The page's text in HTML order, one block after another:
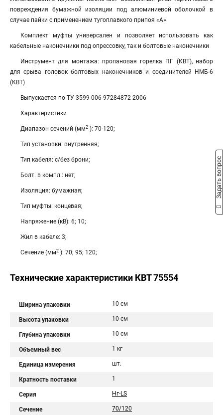
повреждения бумажной изоляции под алюминиевой оболочкой в
случае пайки с применением тугоплавкого припоя «А»
Комплект муфты универсален и позволяет использовать как
кабельные наконечники под опрессовку, так и болтовые наконечники
Инструмент для монтажа: пропановая горелка ПГ (КВТ), набор
для срыва головок болтовых наконечников и соединителей НМБ-6
(КВТ)
Выпускается по ТУ 3599-006-97284872-2006
Характеристики
Диапазон сечений (мм2 ): 70-120;
Тип установки: внутренняя;
Тип кабеля: с/без брони;
Болт. в компл.: нет;
Изоляция: бумажная;
Тип муфты: концевая;
Напряжение (кВ): 6; 10;
Жил в кабеле: 3;
Сечение (мм2 ): 70; 95; 120;
Технические характеристики КВТ 75554
Ширина упаковки 10 см
Высота упаковки 10 см
Глубина упаковки 10 см
Объемный вес 1 кг
Единица измерения шт.
Кратность поставки 1
Серия Нг-LS
Сечение 70/120
Задать вопрос